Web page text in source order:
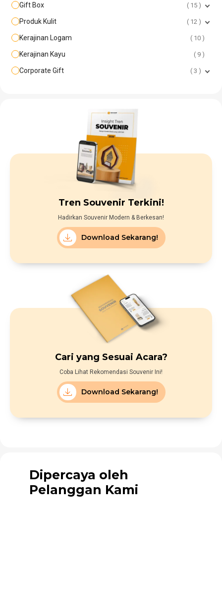
Gift Box 15
Produk Kulit 12
Kerajinan Logam 10
Kerajinan Kayu 9
Corporate Gift 3
Tren Souvenir Terkini!
Hadirkan Souvenir Modern & Berkesan!
Download Sekarang!
Cari yang Sesuai Acara?
Coba Lihat Rekomendasi Souvenir Ini!
Download Sekarang!
Dipercaya oleh
Pelanggan Kami